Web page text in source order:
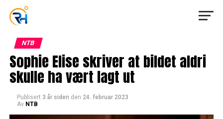
NTB
Sophie Elise skriver at bildet aldri
skulle ha vært lagt ut
Publisert 3 år siden den 24. februar 2023
Av NTB